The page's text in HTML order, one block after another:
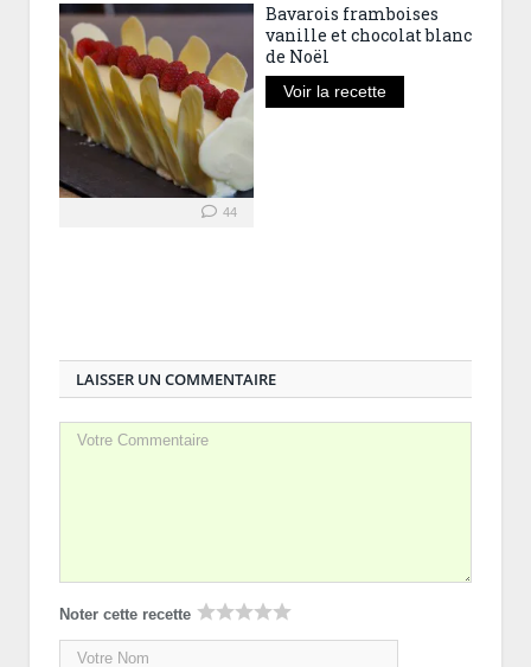
44
Bavarois framboises
vanille et chocolat blanc
de Noël
Voir la recette
LAISSER UN COMMENTAIRE
Noter cette recette